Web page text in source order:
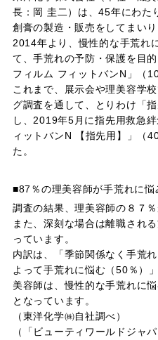
長：岡 圭二）は、45年にわた
創膏の製造・販売をしてまいり
2014年より、慢性的な手荒れ
て、手荒れの予防・保護を目
フィルム フィットバンN」（
これまで、展示会や理美容学
グ調査を通して、とりわけ「
し、2019年5月に指先用救急
ィットバンN 【指先用】」（
た。
■87％の理美容師が手荒れに悩
調査の結果、理美容師の８７
また、深刻な場合は離職され
っています。
内訳は、「季節関係なく手荒
よって手荒れに悩む（50％）
美容師は、慢性的な手荒れに
となっています。
（東洋化学㈱自社調べ）
（「ビューティワールドジャ